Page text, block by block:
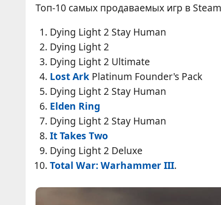
Топ-10 самых продаваемых игр в
Dying Light 2 Stay Human
Dying Light 2
Dying Light 2 Ultimate
Lost ArkPlatinum Founder's Pack
Dying Light 2 Stay Human
Elden Ring
Dying Light 2 Stay Human
It Takes Two
Dying Light 2 Deluxe
Total War: Warhammer III.